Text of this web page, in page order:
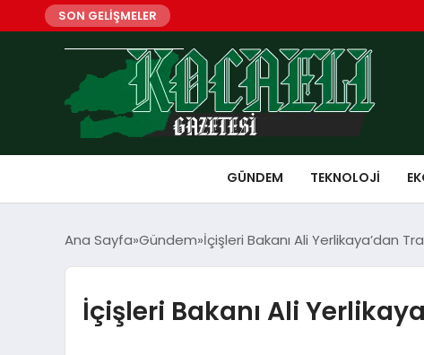
SON GELİŞMELER
GÜNDEM TEKNOLOJI
Ana Sayfa Gündem İçişleri Bakanı Ali Yerlikaya’dan
İçişleri Bakanı Ali